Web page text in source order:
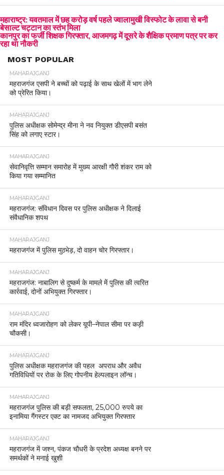
महाराष्ट्र: यवतमाल में छह करोड़ वर्ष पहले ज्वालामुखी विस्फोट के लावा से बनी
बेसाल्ट चट्टान का स्तंभ मिला
कानपुर का फर्जी शिक्षक गिरफ्तार, आजमगढ़ में दूसरे के शैक्षिक प्रमाण पत्र पर कर
रहा था नौकरी
MOST POPULAR
MAHARAJGANJ
महराजगंज एसपी ने बच्चों को पढ़ाई के साथ खेलों में भाग लेने
को प्रेरित किया।
MAHARAJGANJ
पुलिस अधीक्षक सोमेन्द्र मीना ने नव नियुक्त डीएसपी बसंत
सिंह को लगाए स्टार।
MAHARAJGANJ
सेवानिवृत्ति सम्मान समारोह में मुख्य आरक्षी गौरी शंकर राम को
किया गया सम्मानित
MAHARAJGANJ
महराजगंज: संविधान दिवस पर पुलिस अधीक्षक ने दिलाई
संवैधानिक शपथ
MAHARAJGANJ
महराजगंज में पुलिस मुठभेड़, दो वाहन चोर गिरफ्तार।
MAHARAJGANJ
महराजगंज: नाबालिग से दुष्कर्म के मामले में पुलिस की त्वरित
कार्रवाई, दोनों अभियुक्त गिरफ्तार।
MAHARAJGANJ
राम मंदिर ध्वजारोहण को लेकर यूपी–नेपाल सीमा पर कड़ी
चौकसी।
MAHARAJGANJ
पुलिस अधीक्षक महराजगंज की पहल अपराध और अवैध
गतिविधियों पर रोक के लिए गोपनीय हेल्पलाइन लॉन्च।
MAHARAJGANJ
महराजगंज पुलिस की बड़ी सफलता, 25,000 रुपये का
इनामिया गैंगस्टर एक्ट का नामजद अभियुक्त गिरफ्तार
MAHARAJGANJ
महराजगंज में जश्न, पंकज चौधरी के प्रदेश अध्यक्ष बनने पर
समर्थकों ने मनाई खुशी